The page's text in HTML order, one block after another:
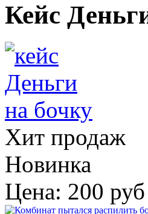
Кейс
Хит продаж
Новинка
Цена: 200 руб